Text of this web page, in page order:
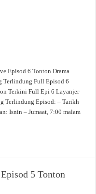
Episod 6 Tonton Drama
Terlindung Full Episod 6
Terkini Full Epi 6 Layanjer
Terlindung Episod: – Tarikh
Isnin – Jumaat, 7:00 malam
5 Tonton